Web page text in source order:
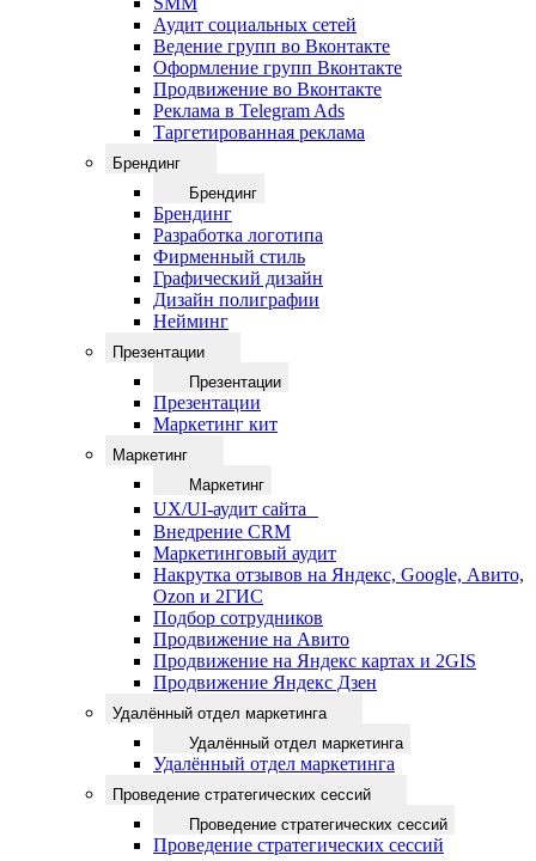
Аудит социальных сетей
Ведение групп во Вконтакте
Оформление групп Вконтакте
Продвижение во Вконтакте
Реклама в Telegram Ads
Таргетированная реклама
Брендинг
Брендинг
Брендинг
Разработка логотипа
Фирменный стиль
Графический дизайн
Дизайн полиграфии
Нейминг
Презентации
Презентации
Презентации
Маркетинг кит
Маркетинг
Маркетинг
UX/UI-аудит сайта
Внедрение CRM
Маркетинговый аудит
Накрутка отзывов на Яндекс, Google, Авито,
Ozon и 2ГИС
Подбор сотрудников
Продвижение на Авито
Продвижение на Яндекс картах и 2GIS
Продвижение Яндекс Дзен
Удалённый отдел маркетинга
Удалённый отдел маркетинга
Удалённый отдел маркетинга
Проведение стратегических сессий
Проведение стратегических сессий
Проведение стратегических сессий